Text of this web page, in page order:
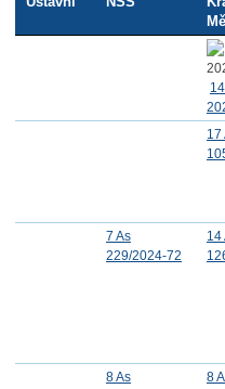
17
7 As
229/2024-72
14
8 As
8